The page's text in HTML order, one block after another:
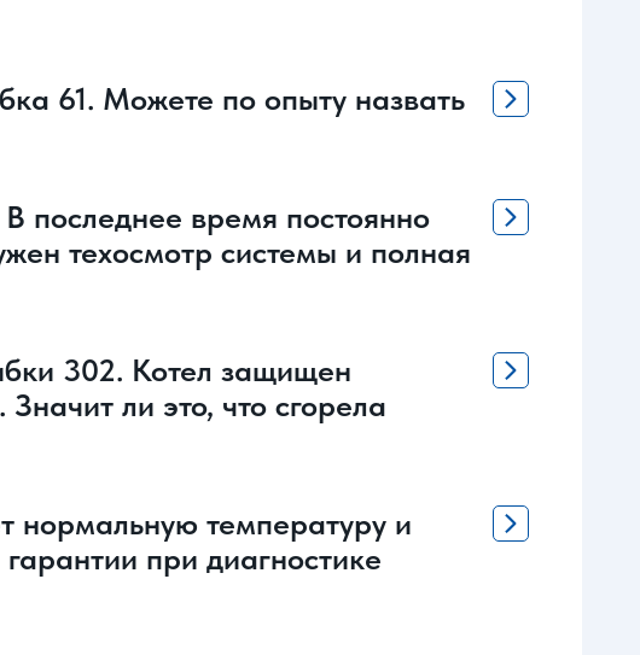
61. Можете по опыту назвать
последнее время постоянно
техосмотр системы и полная
302. Котел защищен
ли это, что сгорела
нормальную температуру и
при диагностике